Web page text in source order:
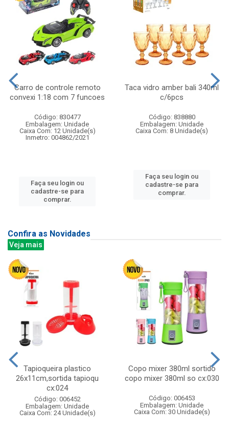
Carro de controle remoto
convexi 1:18 com 7 funcoes
Código: 830477
Embalagem: Unidade
Caixa Com: 12 Unidade(s)
Inmetro: 004862/2021
Faça seu login ou
cadastre-se para
comprar.
Taca vidro amber bali 340ml
c/6pcs
Código: 838880
Embalagem: Unidade
Caixa Com: 8 Unidade(s)
Faça seu login ou
cadastre-se para
comprar.
Confira as Novidades
Veja mais
Tapioqueira plastico
26x11cm,sortida tapioqu
cx:024
Código: 006452
Embalagem: Unidade
Caixa Com: 24 Unidade(s)
Copo mixer 380ml sortido
copo mixer 380ml so cx:030
Código: 006453
Embalagem: Unidade
Caixa Com: 30 Unidade(s)